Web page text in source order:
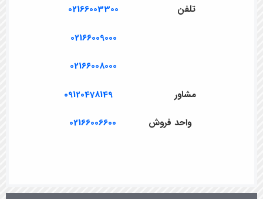
تلفن 02166003300
02166009000
02166008000
مشاور 09120478149
واحد فروش 02166006600